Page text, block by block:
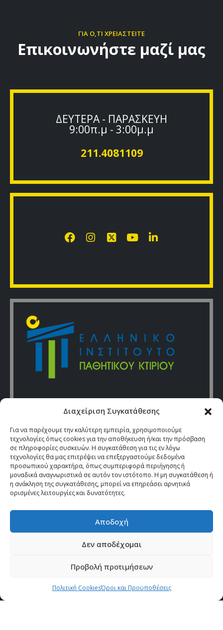
Διαχείριση Συγκατάθεσης
Για να παρέχουμε την καλύτερη εμπειρία, χρησιμοποιούμε
τεχνολογίες όπως cookies για την αποθήκευση ή/και την πρόσβαση
σε πληροφορίες συσκευών. Η συγκατάθεση για τις εν λόγω
τεχνολογίες θα μας επιτρέψει να επεξεργαστούμε δεδομένα
προσωπικού χαρακτήρα, όπως συμπεριφορά περιήγησης ή
μοναδικά αναγνωριστικά σε αυτόν τον ιστότοπο. Η μη συγκατάθεση ή
η ανάκληση της συγκατάθεσης, μπορεί να επηρεάσει αρνητικά
ορισμένες λειτουργίες και δυνατότητες.
Αποδοχή
Δεν αποδέχομαι
Προβολή προτιμήσεων
Πολιτική CookiesΌροι και Προϋποθέσεις
ΓΙΑ Ο,ΤΙ ΧΡΕΙΑΣΤΕΙΤΕ
Επικοινωνήστε μαζί μας
Τζαννή Αλεβιζάτου 64, Παπάγου 15669
info@eipak.org
ΔΕΥΤΕΡΑ - ΠΑΡΑΣΚΕΥΗ
9:00π.μ - 3:00μ.μ
211.4081109
ΦΟΡΜΑ ΕΠΙΚΟΙΝΩΝΙΑΣ